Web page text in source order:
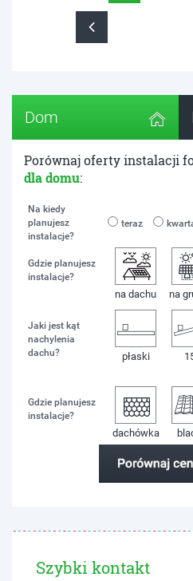
Dom
Porównaj oferty instalacji
dla domu:
Na kiedy
planujesz
instalacje?
teraz
Gdzie planujesz
instalacje?
na dachu na
Jaki jest kąt
nachylenia
dachu?
płaski
Gdzie planujesz
instalacje?
dachówka
Szybki kontakt